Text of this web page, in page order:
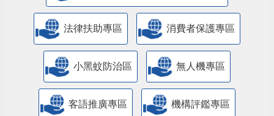
法律扶助專區 消費者保護專區
小黑蚊防治區 無人機專區
客語推廣專區 機構評鑑專區